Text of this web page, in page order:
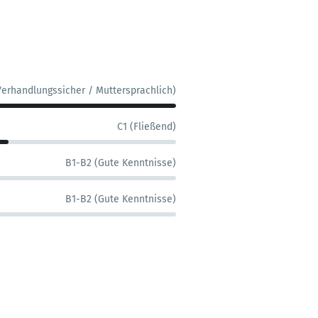
/ Muttersprachlich)
C1 (Fließend)
B1-B2 (Gute Kenntnisse)
B1-B2 (Gute Kenntnisse)